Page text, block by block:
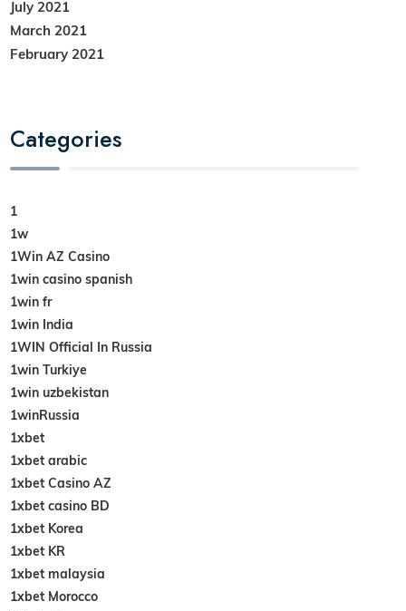
July 2021
March 2021
February 2021
Categories
1
1w
1Win AZ Casino
1win casino spanish
1win fr
1win India
1WIN Official In Russia
1win Turkiye
1win uzbekistan
1winRussia
1xbet
1xbet arabic
1xbet Casino AZ
1xbet casino BD
1xbet Korea
1xbet KR
1xbet malaysia
1xbet Morocco